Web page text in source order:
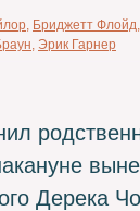
, Бриджетт Флойд,
, Эрик Гарнер
Дерека